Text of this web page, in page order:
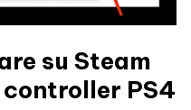
su Steam
PS4